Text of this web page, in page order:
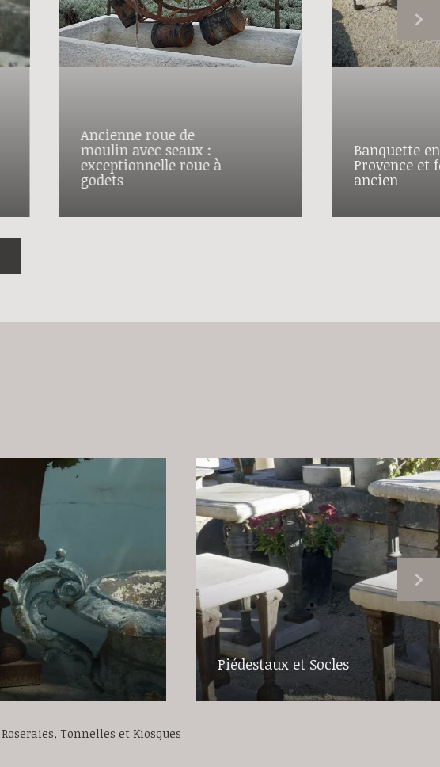
Ancienne roue de
moulin avec seaux :
exceptionnelle roue à
godets
Banquette
Provence et
ancien
Piédestaux et Socles
Roseraies, Tonnelles et Kiosques